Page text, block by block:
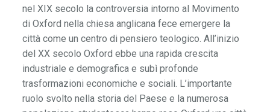
nel XIX secolo la controversia intorno al Movimento
di Oxford nella chiesa anglicana fece emergere la
città come un centro di pensiero teologico. All’inizio
del XX secolo Oxford ebbe una rapida crescita
industriale e demografica e subì profonde
trasformazioni economiche e sociali. L’importante
ruolo svolto nella storia del Paese e la numerosa